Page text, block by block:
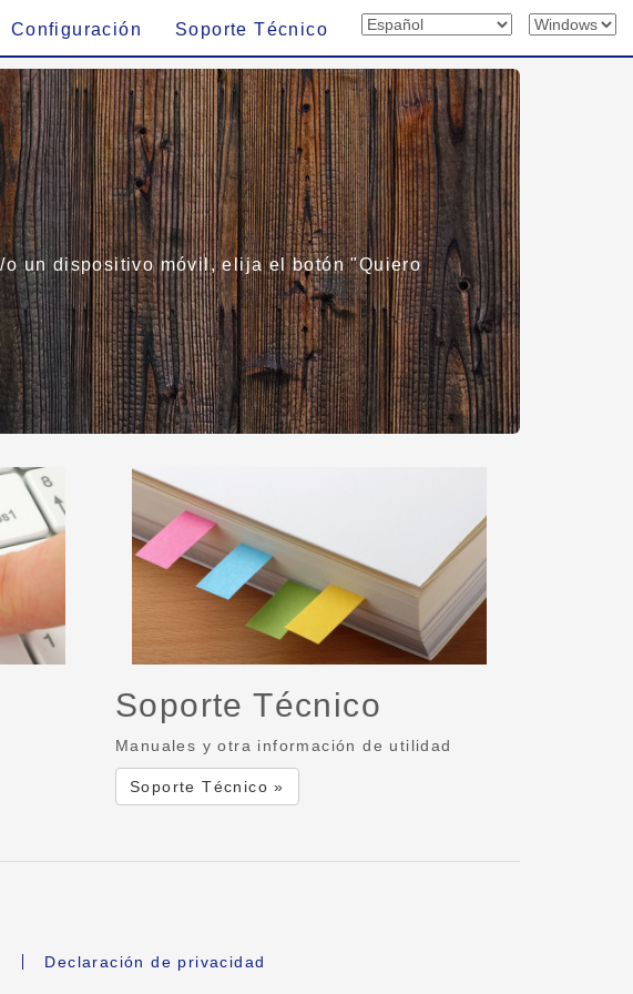
Configuración Soporte Técnico
un dispositivo móvil, elija el botón "Quiero
Soporte Técnico
Manuales y otra información de utilidad
Soporte Técnico »
Declaración de privacidad